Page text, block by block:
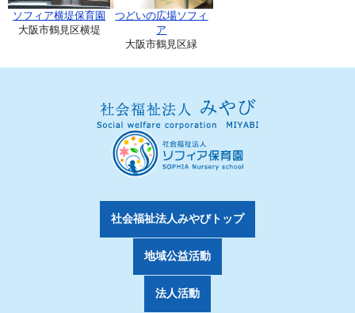
ソフィア横堤保育園
大阪市鶴見区横堤
つどいの広場ソフィ
ア
大阪市鶴見区緑
社会福祉法人みやびトップ
地域公益活動
法人活動